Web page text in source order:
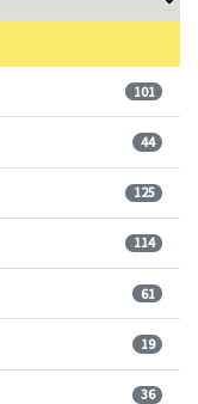
101
44
125
114
61
19
36